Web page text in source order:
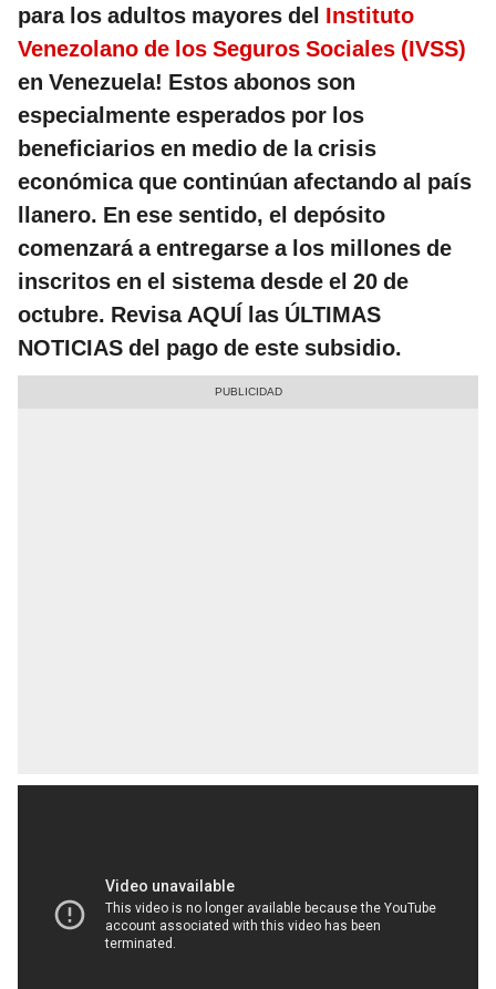
para los adultos mayores del Instituto
Venezolano de los Seguros Sociales (IVSS)
en Venezuela! Estos abonos son
especialmente esperados por los
beneficiarios en medio de la crisis
económica que continúan afectando al país
llanero. En ese sentido, el depósito
comenzará a entregarse a los millones de
inscritos en el sistema desde el 20 de
octubre. Revisa AQUÍ las ÚLTIMAS
NOTICIAS del pago de este subsidio.